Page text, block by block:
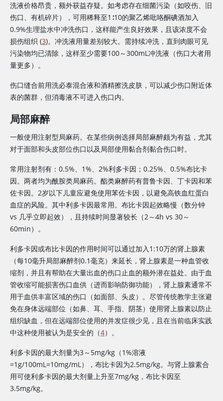
洗液价格昂贵，额外获益存疑。如考虑存在细菌污染（如咬伤、旧
伤口、有机碎片），可用稀释至1∶10的聚乙烯吡咯酮碘酒加入
0.9%生理盐水中冲洗伤口，这样能产生良好效果，且该浓度不会
损伤组织 (3)。冲洗液用量差别较大。需持续冲洗，直到肉眼可见
污染物均已清除，这样至少需要100～300mL冲洗液（伤口大者用
量更多）。
伤口缝合前用洗必泰混合液和酒精擦洗皮肤，可以减少伤口附近体
表的菌群，但消毒液不可进入伤口内。
局部麻醉
一般使用注射型局麻药。在某些病例选择局部麻醉颇为有益，尤其
对于面部和头皮部位伤口以及局部使用黏合剂黏合伤口时。
常用注射剂有：0.5%、1%、2%利多卡因；0.25%、0.5%布比卡
因。两者均为酰胺类局麻药。酯类麻醉药有普鲁卡因、丁卡因和苯
佐卡因。2岁以下儿童应避免使用苯佐卡因，以避免高铁血红蛋白
血症的风险。其中利多卡因最常用。布比卡因起效略慢（数分钟
vs 几乎立即起效），且持续时间显著较长（2～4h vs 30～
60min）。
利多卡因或布比卡因的作用时间可以通过加入1:10万的肾上腺素
（每10毫升局部麻醉剂0.1毫克）来延长，肾上腺素是一种血管收
缩剂，并且有帮助在大量出血的伤口止血的额外潜在益处。由于血
管收缩可能损害伤口血供（进而影响防御功能），肾上腺素通常不
用于血供丰富区域的伤口（如面部、头皮）。尽管传统教学主张避
免在身体远端部位（如鼻、耳、手指、阴茎）使用肾上腺素以防止
组织缺血，但在远端部位使用的并发症很少见，且在当前临床实践
中这种使用被认为是安全的（4）。
利多卡因的最大剂量为3～5mg/kg（1%溶液
=1g/100mL=10mg/mL），布比卡因为2.5mg/kg。与肾上腺素合
用可使利多卡因的最大剂量上升至7mg/kg，布比卡因至
3.5mg/kg。